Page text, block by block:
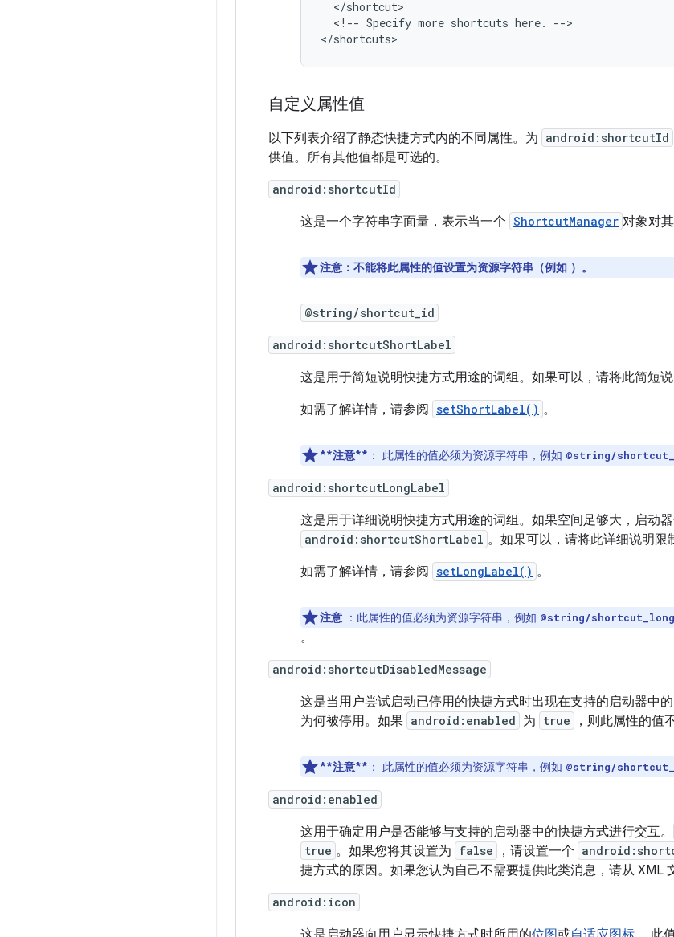
<!-- Specify more shortcuts here.
-->
自定义属性值
以下列表介绍了静态快捷方式内的不同属性。为 android:shortcutId
供值。所有其他值都是可选的。
android:shortcutId
这是一个字符串字面量，表示当一个 ShortcutManager 对象对
注意：不能将此属性的值设置为资源字符串（例如 ）。
@string/shortcut_id
android:shortcutShortLabel
这是用于简短说明快捷方式用途的词组。如果可以，请将此简短说
如需了解详情，请参阅 setShortLabel() 。
**注意** ： 此属性的值必须为资源字符串，例如 @string/
android:shortcutLongLabel
这是用于详细说明快捷方式用途的词组。如果空间足够大，启动
android:shortcutShortLabel 。如果可以，请将此详细说明限
如需了解详情，请参阅 setLongLabel() 。
注意 ：此属性的值必须为资源字符串，例如 @string/
。
android:shortcutDisabledMessage
这是当用户尝试启动已停用的快捷方式时出现在支持的启动器中
为何被停用。如果 android:enabled 为 true ，则此属性的值
**注意** ： 此属性的值必须为资源字符串，例如 @string/
android:enabled
这用于确定用户是否能够与支持的启动器中的快捷方式进行交互。
true 。如果您将其设置为 false ，请设置一个
捷方式的原因。如果您认为自己不需要提供此类消息，请从 XML
android:icon